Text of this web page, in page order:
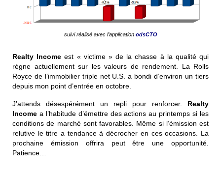
suivi réalisé avec l’application odsCTO
Realty Income est « victime » de la chasse à la qualité qui
règne actuellement sur les valeurs de rendement. La Rolls
Royce de l’immobilier triple net U.S. a bondi d’environ un tiers
depuis mon point d’entrée en octobre.
J’attends désespérément un repli pour renforcer. Realty
Income a l’habitude d’émettre des actions au printemps si les
conditions de marché sont favorables. Même si l’émission est
relutive le titre a tendance à décrocher en ces occasions. La
prochaine émission offrira peut être une opportunité.
Patience…